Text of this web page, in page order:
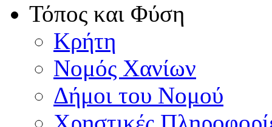
Τόπος και Φύση
Κρήτη
Νομός Χανίων
Δήμοι του Νομού